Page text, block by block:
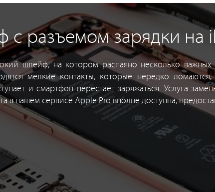
разъемом зарядки на
шлейф, на котором распаяно несколько
мелкие контакты, которые нередко
и смартфон перестает заряжаться. Услуга
в нашем сервисе Apple Pro вполне доступна,